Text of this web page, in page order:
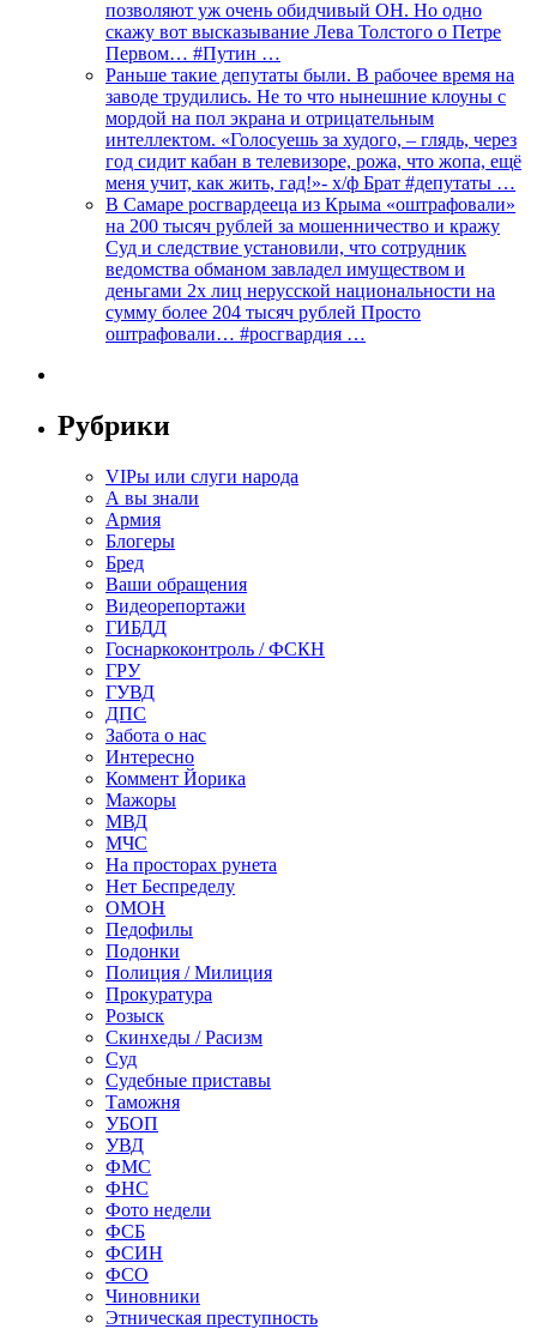
позволяют уж очень обидчивый ОН. Но одно
скажу вот высказывание Лева Толстого о Петре
Первом… #Путин …
Раньше такие депутаты были. В рабочее время на
заводе трудились. Не то что нынешние клоуны с
мордой на пол экрана и отрицательным
интеллектом. «Голосуешь за худого, – глядь, через
год сидит кабан в телевизоре, рожа, что жопа, ещё
меня учит, как жить, гад!»- х/ф Брат #депутаты …
В Самаре росгвардееца из Крыма «оштрафовали»
на 200 тысяч рублей за мошенничество и кражу
Суд и следствие установили, что сотрудник
ведомства обманом завладел имуществом и
деньгами 2х лиц нерусской национальности на
сумму более 204 тысяч рублей Просто
оштрафовали… #росгвардия …
Рубрики
VIPы или слуги народа
А вы знали
Армия
Блогеры
Бред
Ваши обращения
Видеорепортажи
ГИБДД
Госнаркоконтроль / ФСКН
ГРУ
ГУВД
ДПС
Забота о нас
Интересно
Коммент Йорика
Мажоры
МВД
МЧС
На просторах рунета
Нет Беспределу
ОМОН
Педофилы
Подонки
Полиция / Милиция
Прокуратура
Розыск
Скинхеды / Расизм
Суд
Судебные приставы
Таможня
УБОП
УВД
ФМС
ФНС
Фото недели
ФСБ
ФСИН
ФСО
Чиновники
Этническая преступность